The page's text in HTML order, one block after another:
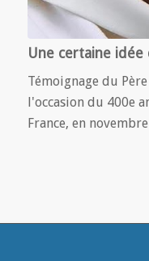
Une certaine idée
Témoignage du
l'occasion du 400e
France, en